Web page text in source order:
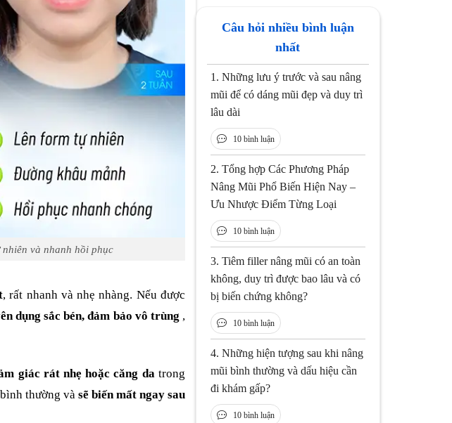
và nhanh hồi phục
, rất nhanh và nhẹ nhàng. Nếu được
dụng sắc bén, đảm bảo vô trùng ,
giác rát nhẹ hoặc căng datrong
thường và sẽ biến mất ngay sau
Câu hỏi nhiều bình luận
nhất
1. Những lưu ý trước và sau nâng
mũi để có dáng mũi đẹp và duy trì
lâu dài
10 bình luận
2. Tổng hợp Các Phương Pháp
Nâng Mũi Phổ Biến Hiện Nay –
Ưu Nhược Điểm Từng Loại
10 bình luận
3. Tiêm filler nâng mũi có an toàn
không, duy trì được bao lâu và có
bị biến chứng không?
10 bình luận
4. Những hiện tượng sau khi nâng
mũi bình thường và dấu hiệu cần
đi khám gấp?
10 bình luận